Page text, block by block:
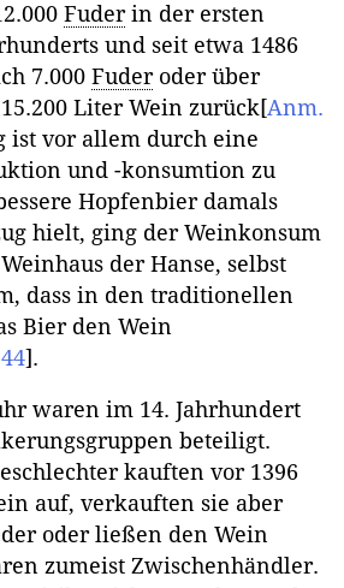
Fuderin der ersten
und seit etwa 1486
7.000 Fuderoder über
Liter Wein zurück [Anm.
ist vor allem durch eine
und -konsumtion zu
Hopfenbier damals
hielt, ging der Weinkonsum
der Hanse, selbst
dass in den traditionellen
Bier den Wein
] .
waren im 14. Jahrhundert
beteiligt.
kauften vor 1396
auf, verkauften sie aber
oder ließen den Wein
zumeist Zwischenhändler.